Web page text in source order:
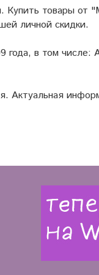
Купить товары
личной скидки.
в том числе: